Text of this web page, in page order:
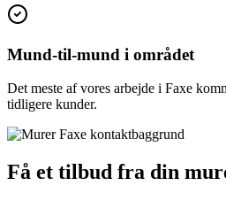
Mund-til-mund i området
Det meste af vores arbejde i Faxe
tidligere kunder.
Få et tilbud fra din